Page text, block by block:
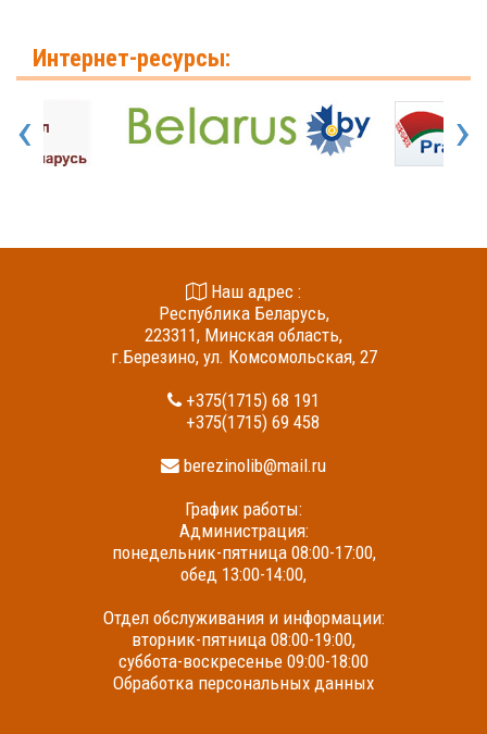
Интернет-ресурсы:
‹ ›
Наш адрес :
Республика Беларусь,
223311, Минская область,
г.Березино, ул. Комсомольская, 27
+375(1715) 68 191
+375(1715) 69 458
berezinolib@mail.ru
График работы:
Администрация:
понедельник-пятница 08:00-17:00,
обед 13:00-14:00,
Отдел обслуживания и информации:
вторник-пятница 08:00-19:00,
суббота-воскресенье 09:00-18:00
Обработка персональных данных